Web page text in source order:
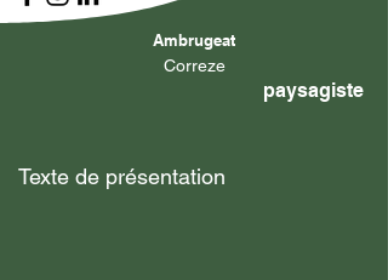
Ambrugeat
Correze
paysagiste
Texte de présentation